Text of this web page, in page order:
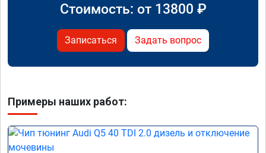
Стоимость: от 13800 ₽
Записаться Задать вопрос
Примеры наших работ: